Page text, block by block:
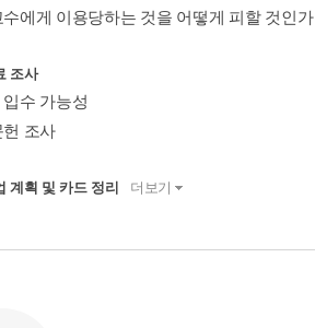
에게 이용당하는 것을 어떻게 피할 것인가
조사
수 가능성
조사
계획 및 카드 정리 더보기